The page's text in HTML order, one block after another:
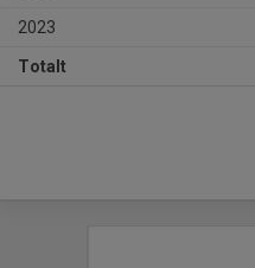
2023
Totalt